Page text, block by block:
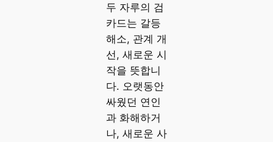
두 자루의 검
카드는 갈등
해소, 관계 개
선, 새로운 시
작을 뜻합니
다. 오랫동안
싸웠던 연인
과 화해하거
나, 새로운 사